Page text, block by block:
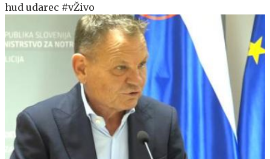
hud udarec #vŽivo